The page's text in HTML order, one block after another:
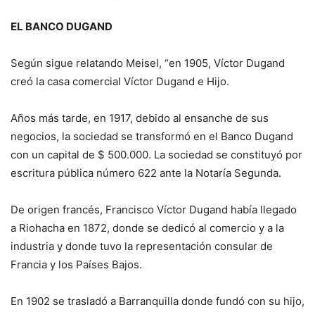
EL BANCO DUGAND
Según sigue relatando Meisel, “en 1905, Víctor Dugand
creó la casa comercial Víctor Dugand e Hijo.
Años más tarde, en 1917, debido al ensanche de sus
negocios, la sociedad se transformó en el Banco Dugand
con un capital de $ 500.000. La sociedad se constituyó por
escritura pública número 622 ante la Notaría Segunda.
De origen francés, Francisco Víctor Dugand había llegado
a Riohacha en 1872, donde se dedicó al comercio y a la
industria y donde tuvo la representación consular de
Francia y los Países Bajos.
En 1902 se trasladó a Barranquilla donde fundó con su hijo,